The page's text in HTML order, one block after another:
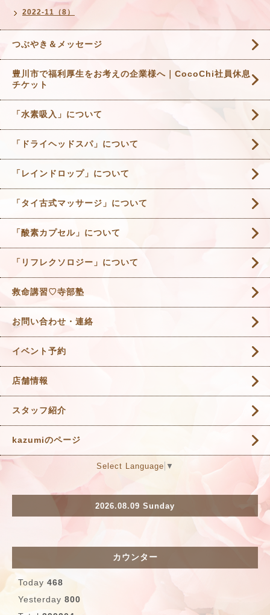
2022-11（8）
つぶやき＆メッセージ
豊川市で福利厚生をお考えの企業様へ｜CocoChi社員休息
チケット
「水素吸入」について
「ドライヘッドスパ」について
「レインドロップ」について
「タイ古式マッサージ」について
「酸素カプセル」について
「リフレクソロジー」について
救命講習♡寺部塾
お問い合わせ・連絡
イベント予約
店舗情報
スタッフ紹介
kazumiのページ
Select Language ▼
2026.08.09 Sunday
カウンター
Today 468
Yesterday 800